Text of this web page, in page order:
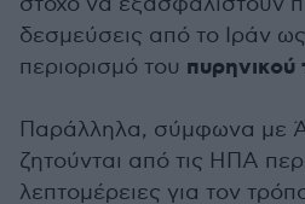
δεσμεύσεις από το Ιράν
περιορισμό του
Παράλληλα, σύμφωνα με
ζητούνται από τις ΗΠΑ
λεπτομέρειες για τον